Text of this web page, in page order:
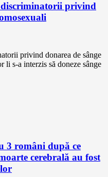
privind
privind donarea de sânge
li s-a interzis să doneze sânge
3 români după ce
cerebrală au fost